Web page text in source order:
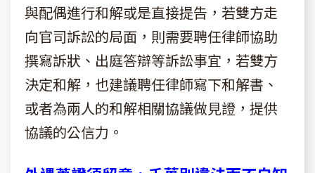
與配偶進行和解或是直接提告，若雙方走
向官司訴訟的局面，則需要聘任律師協助
撰寫訴狀、出庭答辯等訴訟事宜，若雙方
決定和解，也建議聘任律師寫下和解書、
或者為兩人的和解相關協議做見證，提供
協議的公信力。